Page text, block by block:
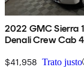
2022 GMC Sierra
Denali Crew Cab
$41,958 Trato justo